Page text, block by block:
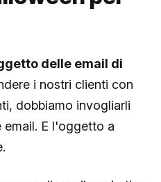
delle email di
i nostri clienti con
dobbiamo invogliarli
email. E l'oggetto a